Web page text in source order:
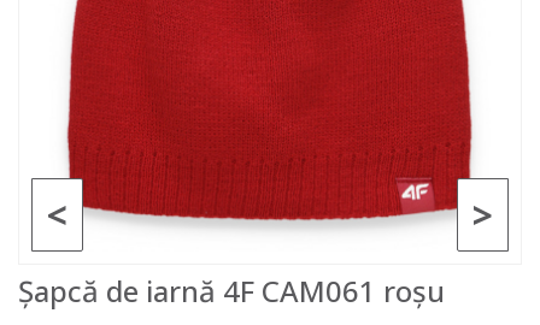
>
<
Șapcă de iarnă 4F CAM061 roșu